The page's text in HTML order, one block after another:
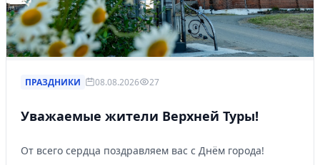
ПРАЗДНИКИ 08.08.2026 27
Уважаемые жители Верхней Туры!
От всего сердца поздравляем вас с Днём города!